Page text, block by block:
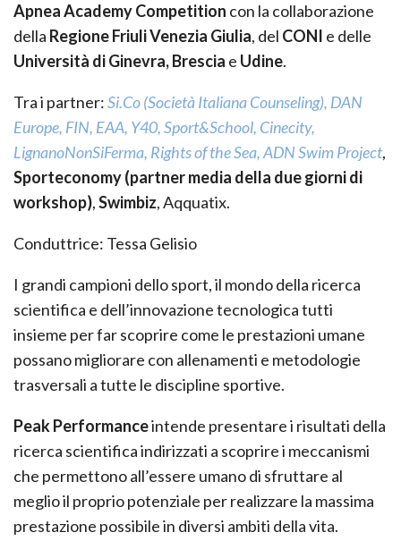
Apnea Academy Competition con la collaborazione
della Regione Friuli Venezia Giulia, del CONI e delle
Università di Ginevra, Brescia e Udine.
Tra i partner:Si.Co (Società Italiana Counseling), DAN
Europe, FIN, EAA, Y­40, Sport&School, Cinecity,
LignanoNonSiFerma, Rights of the Sea, ADN Swim Project,
Sporteconomy (partner media della due giorni di
workshop),Swimbiz, Aqquatix.
Conduttrice: Tessa Gelisio
I grandi campioni dello sport, il mondo della ricerca
scientifica e dell’innovazione tecnologica tutti
insieme per far scoprire come le prestazioni umane
possano migliorare con allenamenti e metodologie
trasversali a tutte le discipline sportive.
Peak Performanceintende presentare i risultati della
ricerca scientifica indirizzati a scoprire i meccanismi
che permettono all’essere umano di sfruttare al
meglio il proprio potenziale per realizzare la massima
prestazione possibile in diversi ambiti della vita.